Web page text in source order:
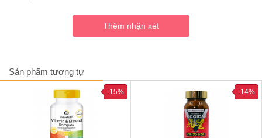
Đối tượng sử dụng
Sản phẩm tương tự
-15% -14%